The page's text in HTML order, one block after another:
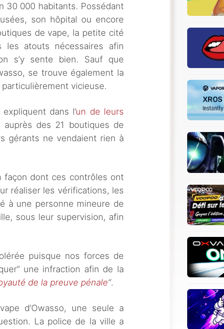
30 000 habitants. Possédant
son hôpital ou encore
de vape, la petite cité
les atouts nécessaires afin
s’y sente bien. Sauf que
se trouve également la
vicieuse.
dans l’un de leurs
des 21 boutiques de
gérants ne vendaient rien à
façon dont ces contrôles ont
réaliser les vérifications, les
à une personne mineure de
sous leur supervision, afin
puisque nos forces de
une infraction afin de la
de la preuve pénale“.
d’Owasso, une seule a
La police de la ville a